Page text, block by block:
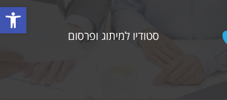
פתח
סטודיו למיתוג ופרסום